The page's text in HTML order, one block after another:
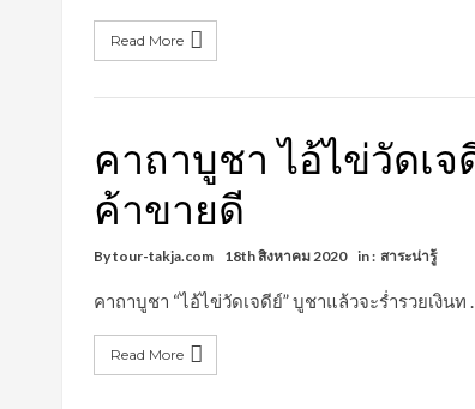
Read More
คาถาบูชา ไอ้ไข่วัดเจ
ค้าขายดี
Bytour-takja.com 18th สิงหาคม 2020 in : สาระน่ารู้
คาถาบูชา “ไอ้ไข่วัดเจดีย์” บูชาแล้วจะร่ำรวยเงินท
Read More